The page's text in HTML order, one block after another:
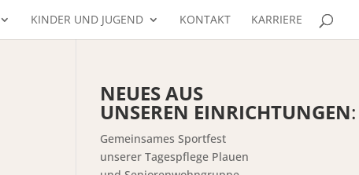
KINDER UND JUGEND KONTAKT KARRIERE
NEUES AUS
UNSEREN EINRICHTUNGEN:
Gemeinsames Sportfest
unserer Tagespflege Plauen